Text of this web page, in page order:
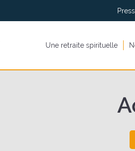
Une retraite spirituelle